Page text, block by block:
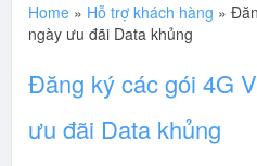
Home » Hỗ trợ khách hàng »
ngày ưu đãi Data khủng
Đăng ký các gói 4G
ưu đãi Data khủng